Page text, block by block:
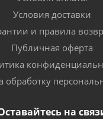
Условия доставки
и правила
Публичная оферта
обработку
на